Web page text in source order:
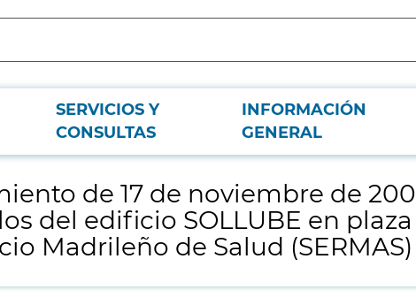
SERVICIOS Y
CONSULTAS
INFORMACIÓN
GENERAL
relativo a varios módulos del edificio SOLLUBE en plaza Carlos
de 17 de noviembre de
del edificio SOLLUBE en plaza
Madrileño de Salud (SERMAS)